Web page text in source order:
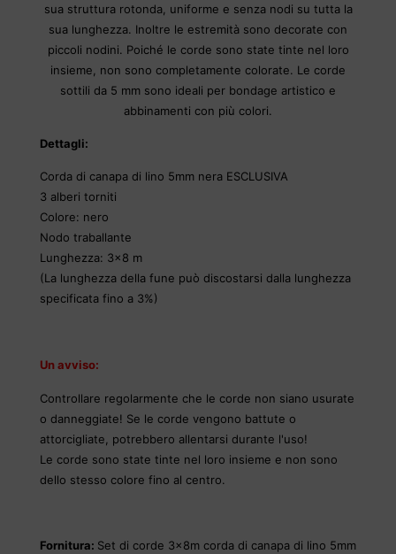
sua struttura rotonda, uniforme e senza nodi su tutta la
sua lunghezza. Inoltre le estremità sono decorate con
piccoli nodini. Poiché le corde sono state tinte nel loro
insieme, non sono completamente colorate. Le corde
sottili da 5 mm sono ideali per bondage artistico e
abbinamenti con più colori.
Dettagli:
Corda di canapa di lino 5mm nera ESCLUSIVA
3 alberi torniti
Colore: nero
Nodo traballante
Lunghezza: 3x8 m
(La lunghezza della fune può discostarsi dalla lunghezza
specificata fino a 3%)
Un avviso:
Controllare regolarmente che le corde non siano usurate
o danneggiate! Se le corde vengono battute o
attorcigliate, potrebbero allentarsi durante l'uso!
Le corde sono state tinte nel loro insieme e non sono
dello stesso colore fino al centro.
Fornitura: Set di corde 3x8m corda di canapa di lino 5mm